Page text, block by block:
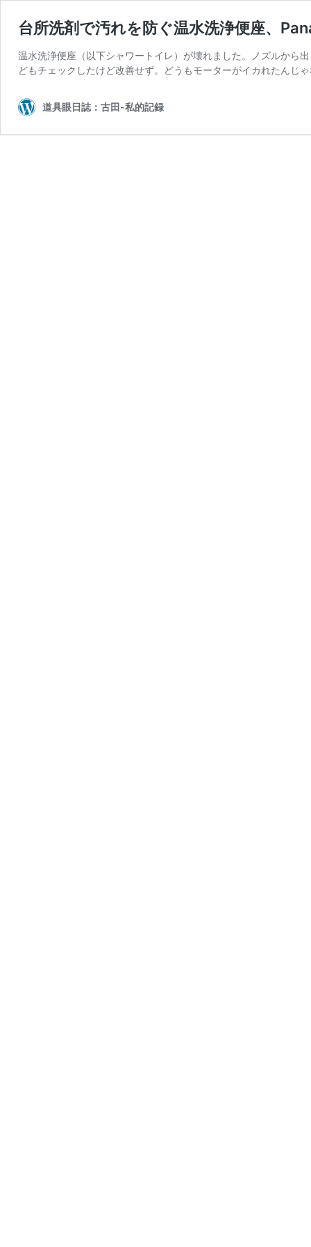
台所洗剤で汚れを防ぐ温水洗浄便座、
温水洗浄便座（以下シャワートイレ）が壊れました。ノズルから
どもチェックしたけど改善せず。どうもモーターがイカれたんじ
道具眼日誌：古田-私的記録